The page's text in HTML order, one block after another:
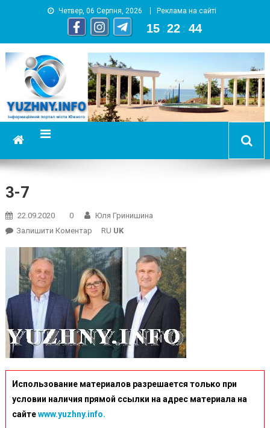
Четвер, 06 Серпня, 2026 Реклама на сайті
15 :22 : 45
YUZHNY.INFO
информационный портал города Южный
3-7
22.09.2020 0
Юля Гринишина
Залишити КоментарOn
7
RU UK
Использование материалов разрешается только при
условии наличия прямой ссылки на адрес материала на
сайтеwww.yuzhny.info.